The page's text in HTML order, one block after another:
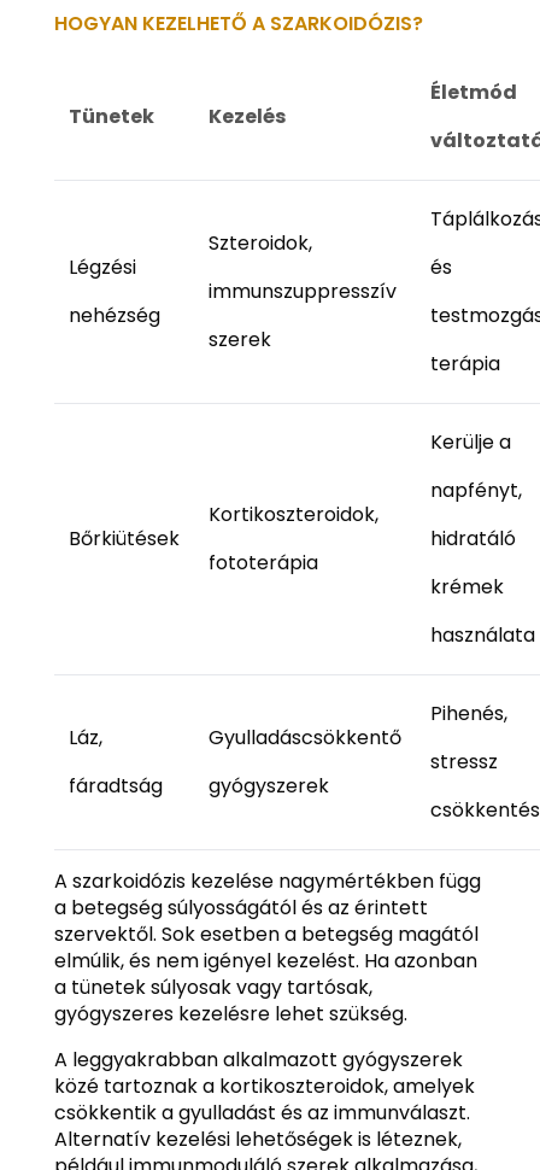
HOGYAN KEZELHETŐ A SZARKOIDÓZIS?
Tünetek Kezelés
Életmód
Légzési
nehézség
Szteroidok,
immunszuppresszív
szerek
és
terápia
Bőrkiütések
Kortikoszteroidok,
fototerápia
Kerülje a
napfényt,
hidratáló
krémek
használata
Láz,
fáradtság
Gyulladáscsökkentő
gyógyszerek
Pihenés,
stressz
A szarkoidózis kezelése nagymértékben függ
a betegség súlyosságától és az érintett
szervektől. Sok esetben a betegség magától
elmúlik, és nem igényel kezelést. Ha azonban
a tünetek súlyosak vagy tartósak,
gyógyszeres kezelésre lehet szükség.
A leggyakrabban alkalmazott gyógyszerek
közé tartoznak a kortikoszteroidok, amelyek
csökkentik a gyulladást és az immunválaszt.
Alternatív kezelési lehetőségek is léteznek,